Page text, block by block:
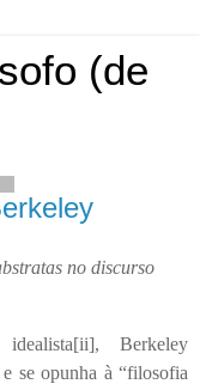
(de
no discurso
[ii], Berkeley
se opunha à “filosofia